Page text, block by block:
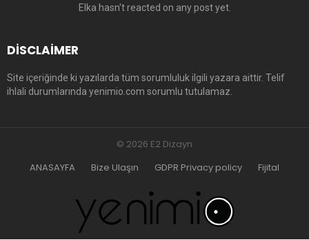
Elka hasn't reacted on any post yet.
DISCLAIMER
Site içeriğinde ki yazılarda tüm sorumluluk ilgili yazara aittir. Telif
ihlali durumlarında yenimio.com sorumlu tutulamaz.
© 2026 E2 Dizayn
ANASAYFA
Bize Ulaşın GDPR Privacy policy Fijital